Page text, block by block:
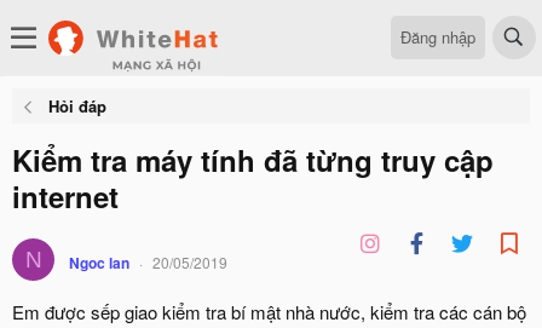
Đăng nhập
Hỏi đáp
Kiểm tra máy tính đã từng truy cập
internet
N Ngoc lan 20/05/2019
Em được sếp giao kiểm tra bí mật nhà nước, kiểm tra các cán bộ